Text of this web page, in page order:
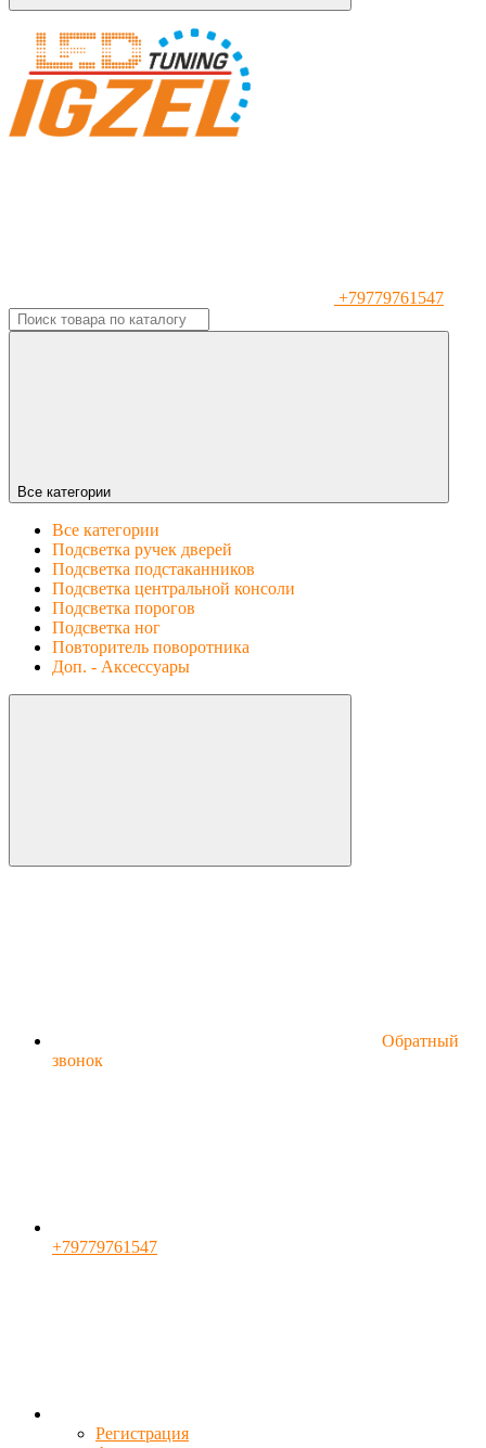
+79779761547
Все категории
Все категории
Подсветка ручек дверей
Подсветка подстаканников
Подсветка центральной консоли
Подсветка порогов
Подсветка ног
Повторитель поворотника
Доп. - Аксессуары
Обратный
звонок
+79779761547
Регистрация